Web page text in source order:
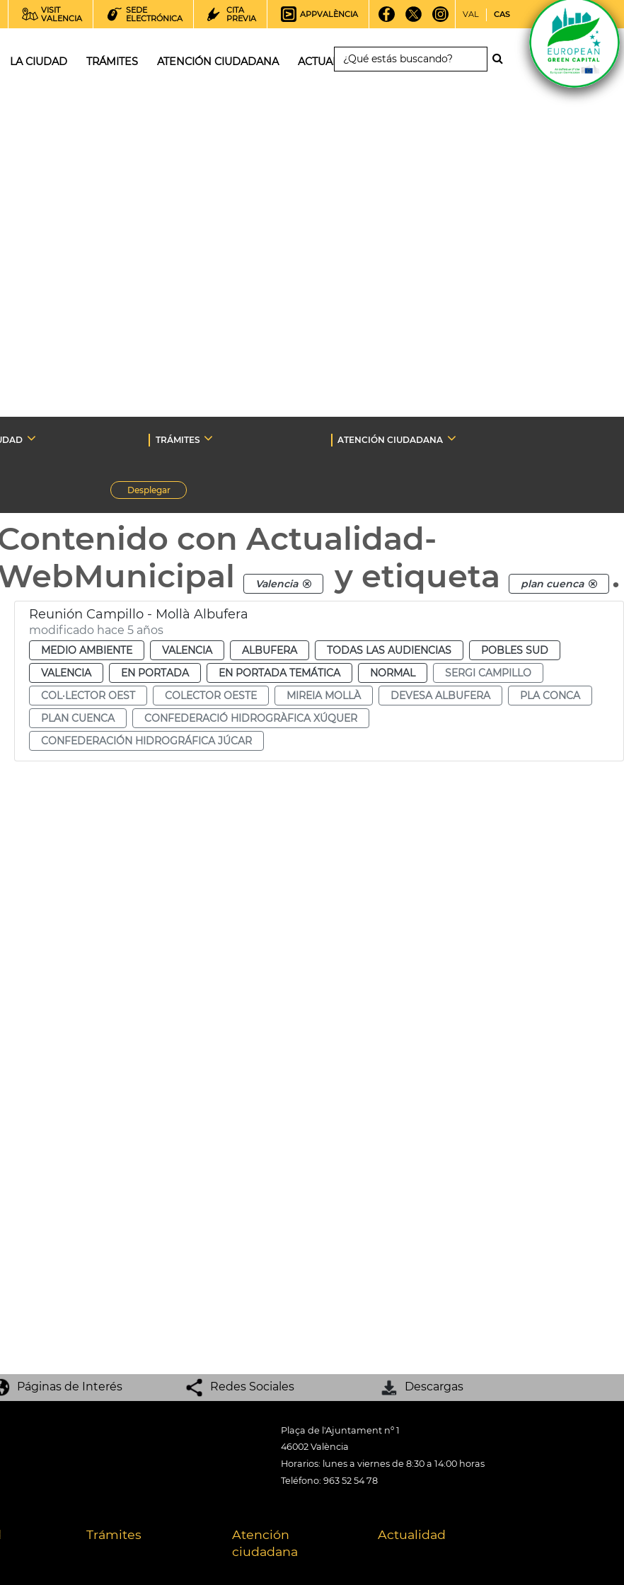
VISIT
VALENCIA
SEDE
ELECTRÓNICA
CITA
PREVIA
APPVALÈNCIA VAL CAS
LA CIUDAD TRÁMITES ATENCIÓN CIUDADANA ACTUALIDAD
TRÁMITES
ATENCIÓN CIUDADANA
Desplegar
con Actualidad-
Valencia y etiqueta plan cuenca .
Reunión Campillo - Mollà Albufera
modificado hace 5 años
MEDIO AMBIENTE VALENCIA ALBUFERA TODAS LAS AUDIENCIAS
POBLES SUD
VALENCIA
EN PORTADA EN PORTADA TEMÁTICA NORMAL
SERGI CAMPILLO
COL·LECTOR OEST
COLECTOR OESTE MIREIA MOLLÀ DEVESA ALBUFERA
PLA CONCA
PLAN CUENCA
CONFEDERACIÓ HIDROGRÀFICA XÚQUER
CONFEDERACIÓN HIDROGRÁFICA JÚCAR
Páginas de Interés Redes Sociales Descargas
Plaça de l'Ajuntament nº 1
46002 València
Horarios: lunes a viernes de 8:30 a 14:00 horas
Teléfono: 963 52 54 78
Trámites
Atención
ciudadana
Actualidad